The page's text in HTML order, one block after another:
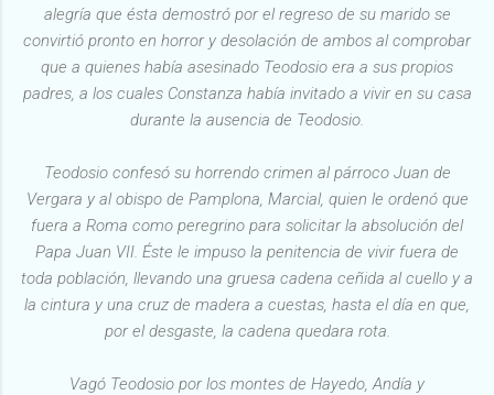
alegría que ésta demostró por el regreso de su marido se
convirtió pronto en horror y desolación de ambos al comprobar
que a quienes había asesinado Teodosio era a sus propios
padres, a los cuales Constanza había invitado a vivir en su casa
durante la ausencia de Teodosio.
Teodosio confesó su horrendo crimen al párroco Juan de
Vergara y al obispo de Pamplona, Marcial, quien le ordenó que
fuera a Roma como peregrino para solicitar la absolución del
Papa Juan VII. Éste le impuso la penitencia de vivir fuera de
toda población, llevando una gruesa cadena ceñida al cuello y a
la cintura y una cruz de madera a cuestas, hasta el día en que,
por el desgaste, la cadena quedara rota.
Vagó Teodosio por los montes de Hayedo, Andía y